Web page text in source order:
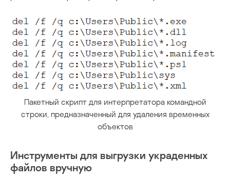
Пакетный скрипт для интерпретатора командной
строки, предназначенный для удаления временных
объектов
Инструменты для выгрузки украденных
файлов вручную